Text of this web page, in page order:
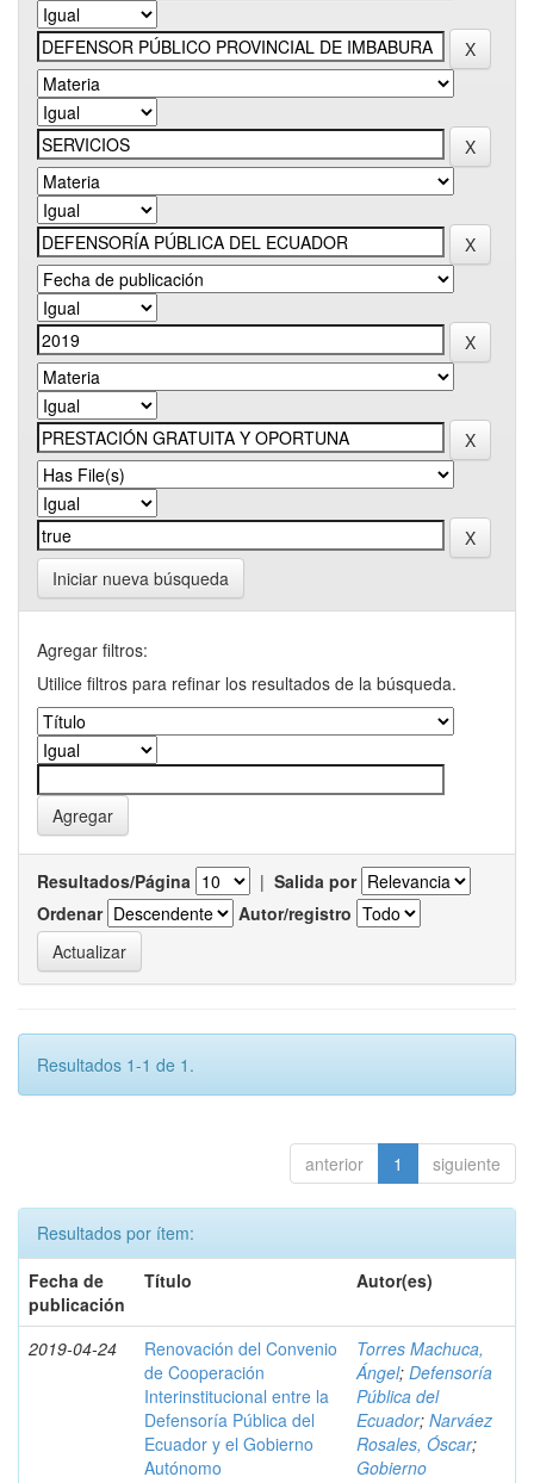
Iniciar nueva búsqueda
Agregar filtros:
Utilice filtros para refinar los resultados de la búsqueda.
Resultados/Página | Salida por
Ordenar
Autor/registro
Resultados 1-1 de 1.
anterior 1 siguiente
Resultados por ítem:
Fecha de
publicación
Título Autor(es)
2019-04-24
Renovación del Convenio
de Cooperación
Interinstitucional entre la
Defensoría Pública del
Ecuador y el Gobierno
Autónomo
Torres Machuca,
Ángel; Defensoría
Pública del
Ecuador; Narváez
Rosales, Óscar;
Gobierno